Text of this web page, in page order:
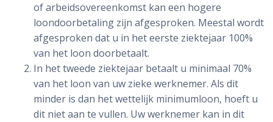
of arbeidsovereenkomst kan een hogere
loondoorbetaling zijn afgesproken. Meestal wordt
afgesproken dat u in het eerste ziektejaar 100%
van het loon doorbetaalt.
In het tweede ziektejaar betaalt u minimaal 70%
van het loon van uw zieke werknemer. Als dit
minder is dan het wettelijk minimumloon, hoeft u
dit niet aan te vullen. Uw werknemer kan in dit